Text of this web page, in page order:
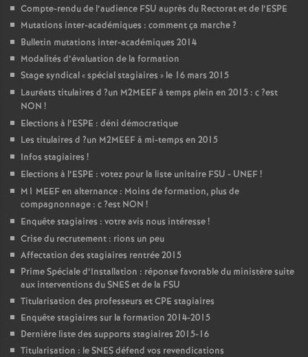
Compte-rendu de l’audience FSU auprès du Rectorat et de l’ESPE
Mutations inter-académiques : comment ça marche?
Bulletin mutations inter-académiques 2014
Modalités d’évaluation de la formation
Stage syndical «spécial stagiaires » le 16 mars 2015
Lauréats titulaires d ?un M2MEEFà temps plein en 2015 : c?est
NON !
Elections à l’ESPE : déni démocratique
Les titulaires d ?un M2MEEFà mi-temps en 2015
Infos stagiaires !
Elections à l’ESPE : votez pour la liste unitaire FSU - UNEF!
M1 MEEFen alternance : Moins de formation, plus de
compagnonnage : c?est NON !
Enquête stagiaires : votre avis nous intéresse!
Crise du recrutement : rions un peu
Affectation des stagiaires rentrée 2015
Prime Spéciale d’Installation : réponse favorable du ministère suite
aux interventions duSNESet de la FSU
Titularisation des professeurs etCPE stagiaires
Enquête stagiaires sur la formation 2014-2015
Dernière liste des supports stagiaires 2015-16
Titularisation : leSNESdéfend vos revendications